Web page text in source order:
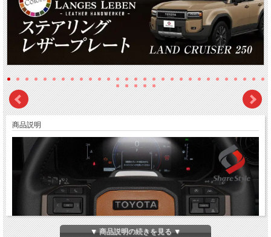
商品説明
▼ 商品説明の続きを見る ▼